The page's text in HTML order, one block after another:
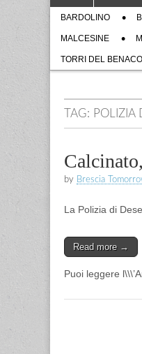
menu
content
SubBARDOLINO
MALCESINE
TORRI DEL BENACO
TAG: POLIZIA
by Brescia
La Polizia di
Read more →
Puoi leggere